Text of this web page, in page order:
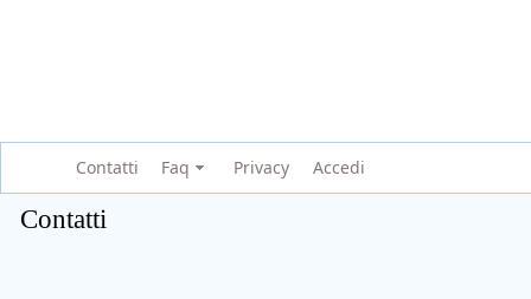
Contatti Faq Privacy Accedi
Contatti